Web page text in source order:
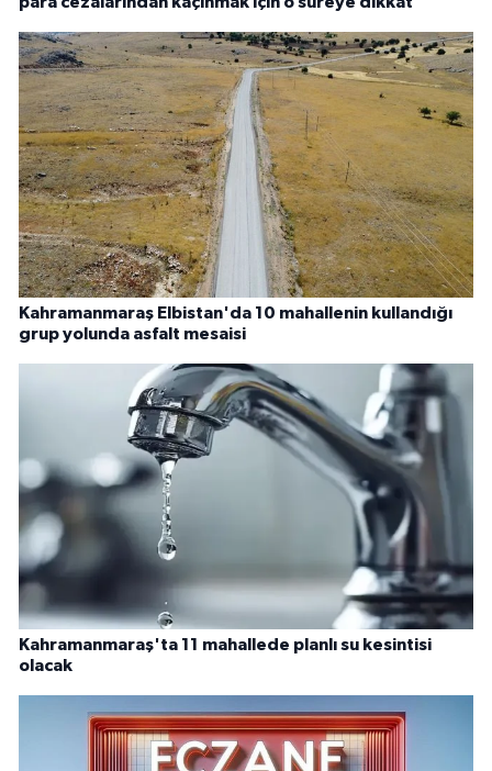
Kahramanmaraş Elbistan'da 10 mahallenin kullandığı
grup yolunda asfalt mesaisi
Kahramanmaraş'ta 11 mahallede planlı su kesintisi
olacak